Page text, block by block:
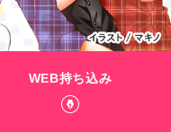
WEB持ち込み